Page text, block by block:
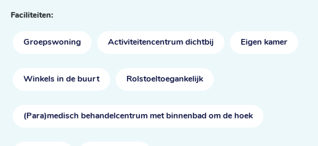
Faciliteiten:
Groepswoning Activiteitencentrum dichtbij Eigen kamer
Winkels in de buurt Rolstoel­toegankelijk
(Para)medisch behandelcentrum met binnenbad om de hoek